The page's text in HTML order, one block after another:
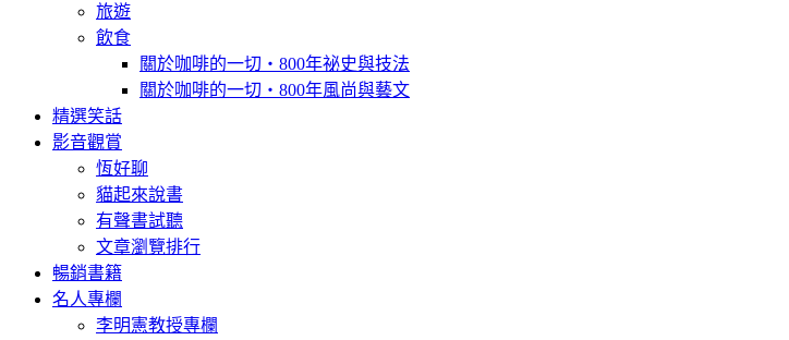
旅遊
飲食
關於咖啡的一切‧800年祕史與技法
關於咖啡的一切‧800年風尚與藝文
精選笑話
影音觀賞
恆好聊
貓起來說書
有聲書試聽
文章瀏覽排行
暢銷書籍
名人專欄
李明憲教授專欄